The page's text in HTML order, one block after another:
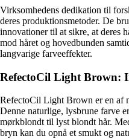
Virksomhedens dedikation til
deres produktionsmetoder. De
innovationer til at sikre, at deres
mod håret og hovedbunden
langvarige farveeffekter.
RefectoCil Light Brown:
RefectoCil Light Brown er en af
Denne naturlige, lysbrune farve
mørkblondt til lyst blondt hår.
bryn kan du opnå et smukt og